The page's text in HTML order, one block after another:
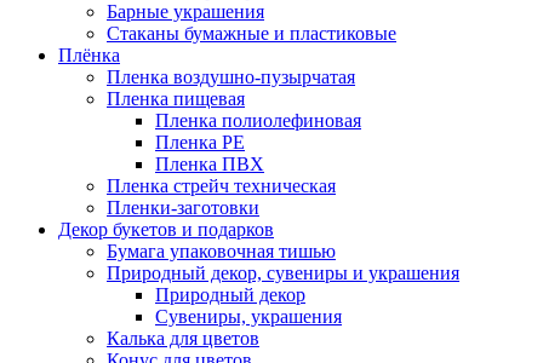
Барные украшения
Стаканы бумажные и пластиковые
Плёнка
Пленка воздушно-пузырчатая
Пленка пищевая
Пленка полиолефиновая
Пленка PE
Пленка ПВХ
Пленка стрейч техническая
Пленки-заготовки
Декор букетов и подарков
Бумага упаковочная тишью
Природный декор, сувениры и украшения
Природный декор
Сувениры, украшения
Калька для цветов